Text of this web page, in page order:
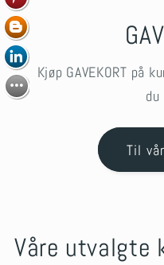
Kjøp GAVEKORT på
du
Til
Våre utvalgte